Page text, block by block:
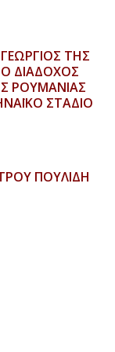
ΤΗΣ
Ο ΔΙΑΔΟΧΟΣ
ΡΟΥΜΑΝΙΑΣ
ΣΤΑΔΙΟ
ΠΟΥΛΙΔΗ